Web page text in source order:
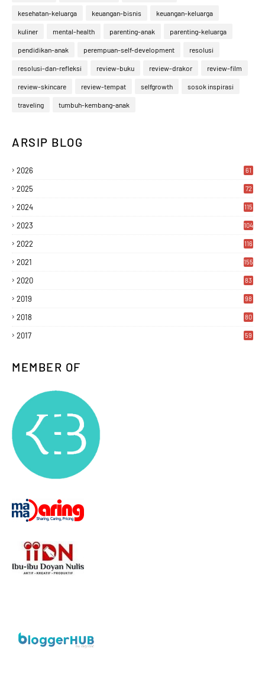
kesehatan-keluarga keuangan-bisnis keuangan-keluarga
kuliner mental-health parenting-anak parenting-keluarga
pendidikan-anak perempuan-self-development resolusi
resolusi-dan-refleksi review-buku review-drakor review-film
review-skincare review-tempat selfgrowth sosok inspirasi
traveling tumbuh-kembang-anak
ARSIP BLOG
2026 61
2025 72
2024 115
2023 104
2022 116
2021 155
2020 83
2019 98
2018 80
2017 59
MEMBER OF